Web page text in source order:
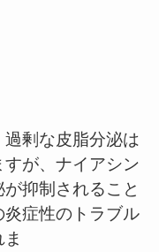
分泌は
が、ナイアシン
抑制されること
症性のトラブル